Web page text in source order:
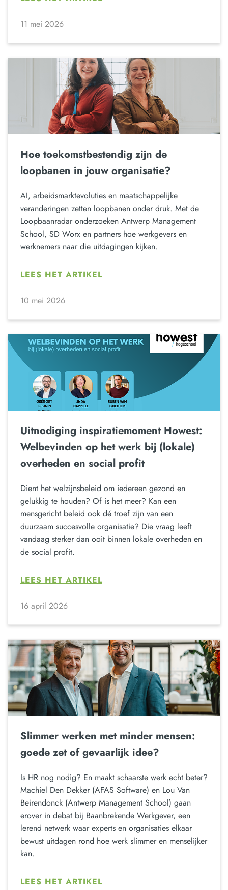
11 mei 2026
Hoe toekomstbestendig zijn de
loopbanen in jouw organisatie?
AI, arbeidsmarktevoluties en maatschappelijke
veranderingen zetten loopbanen onder druk. Met de
Loopbaanradar onderzoeken Antwerp Management
School, SD Worx en partners hoe werkgevers en
werknemers naar die uitdagingen kijken.
LEES HET ARTIKEL
10 mei 2026
Uitnodiging inspiratiemoment Howest:
Welbevinden op het werk bij (lokale)
overheden en social profit
Dient het welzijnsbeleid om iedereen gezond en
gelukkig te houden? Of is het meer? Kan een
mensgericht beleid ook dé troef zijn van een
duurzaam succesvolle organisatie? Die vraag leeft
vandaag sterker dan ooit binnen lokale overheden en
de social profit.
LEES HET ARTIKEL
16 april 2026
Slimmer werken met minder mensen:
goede zet of gevaarlijk idee?
Is HR nog nodig? En maakt schaarste werk echt beter?
Machiel Den Dekker (AFAS Software) en Lou Van
Beirendonck (Antwerp Management School) gaan
erover in debat bij Baanbrekende Werkgever, een
lerend netwerk waar experts en organisaties elkaar
bewust uitdagen rond hoe werk slimmer en menselijker
kan.
LEES HET ARTIKEL